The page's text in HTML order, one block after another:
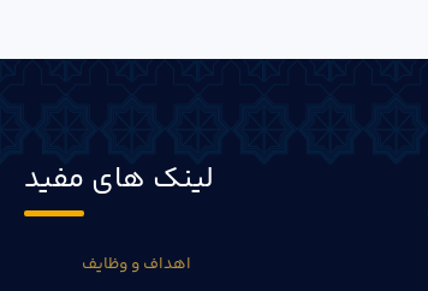
لینک های مفید
اهداف و وظایف